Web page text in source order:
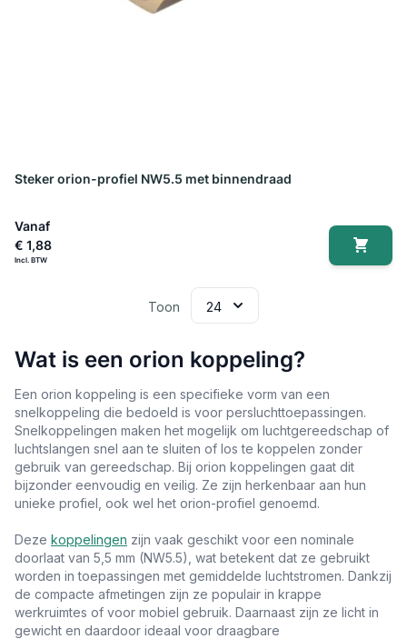
Steker orion-profiel NW5.5 met binnendraad
Vanaf
€ 1,88
Toon
Wat is een orion koppeling?
Een orion koppeling is een specifieke vorm van een
snelkoppeling die bedoeld is voor persluchttoepassingen.
Snelkoppelingen maken het mogelijk om luchtgereedschap of
luchtslangen snel aan te sluiten of los te koppelen zonder
gebruik van gereedschap. Bij orion koppelingen gaat dit
bijzonder eenvoudig en veilig. Ze zijn herkenbaar aan hun
unieke profiel, ook wel het orion-profiel genoemd.
Deze koppelingen zijn vaak geschikt voor een nominale
doorlaat van 5,5 mm (NW5.5), wat betekent dat ze gebruikt
worden in toepassingen met gemiddelde luchtstromen. Dankzij
de compacte afmetingen zijn ze populair in krappe
werkruimtes of voor mobiel gebruik. Daarnaast zijn ze licht in
gewicht en daardoor ideaal voor draagbare